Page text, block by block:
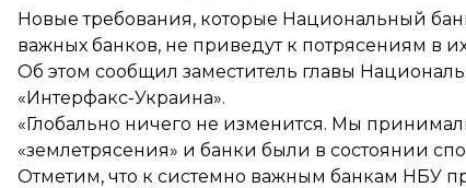
Новые требования, которые Национальный
важных банков, не приведут к потрясениям в
Об этом сообщил заместитель главы
«Интерфакс-Украина».
«Глобально ничего не изменится. Мы
«землетрясения» и банки были в состоянии
Отметим, что к системно важным банкам НБУ